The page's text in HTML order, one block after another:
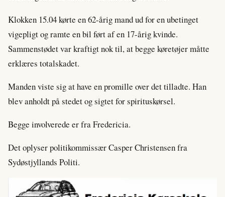
Klokken 15.04 kørte en 62-årig mand ud for en ubetinget
vigepligt og ramte en bil ført af en 17-årig kvinde.
Sammenstødet var kraftigt nok til, at begge køretøjer måtte
erklæres totalskadet.
Manden viste sig at have en promille over det tilladte. Han
blev anholdt på stedet og sigtet for spirituskørsel.
Begge involverede er fra Fredericia.
Det oplyser politikommissær Casper Christensen fra
Sydøstjyllands Politi.